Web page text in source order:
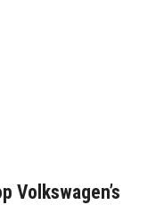
Volkswagen’s